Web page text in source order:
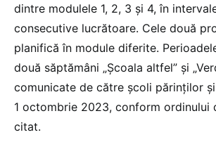
dintre modulele 1, 2, 3 și 4, în
consecutive lucrătoare. Cele două
planifică în module diferite.
două săptămâni „Școala altfel” și
comunicate de către școli părinților
1 octombrie 2023, conform ordinului
citat.